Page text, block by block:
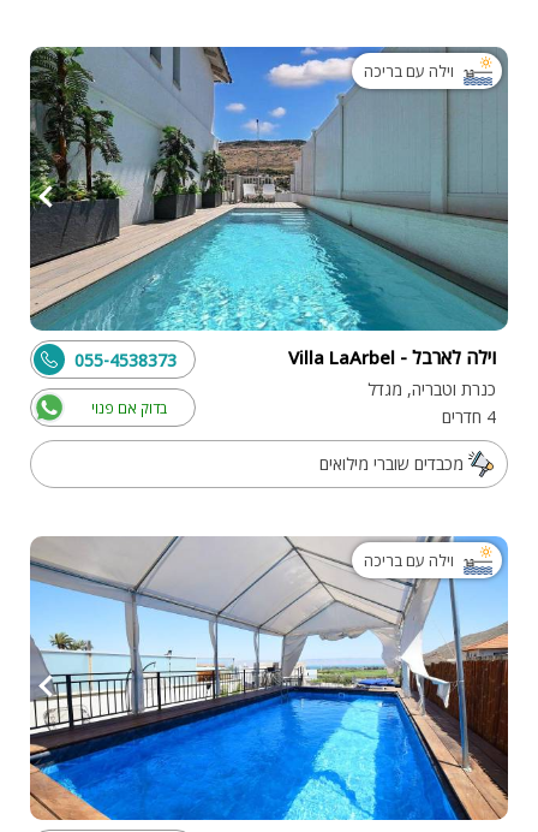
וילה עם בריכה
וילה לארבל - Villa LaArbel
כנרת וטבריה, מגדל
4 חדרים
בדוק אם פנוי
055-4538373
מכבדים שוברי מילואים
וילה עם בריכה